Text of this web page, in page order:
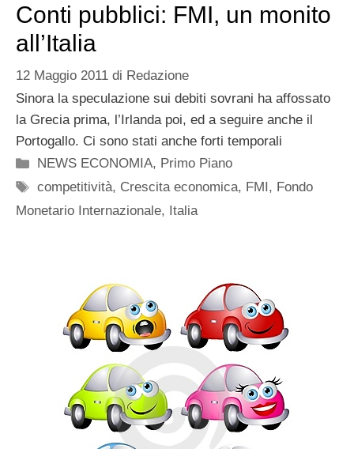
Conti pubblici: FMI, un monito
all’Italia
12 Maggio 2011 di Redazione
Sinora la speculazione sui debiti sovrani ha affossato
la Grecia prima, l’Irlanda poi, ed a seguire anche il
Portogallo. Ci sono stati anche forti temporali
Categorie
NEWS ECONOMIA, Primo Piano
Tag
competitività, Crescita economica, FMI , Fondo
Monetario Internazionale, Italia